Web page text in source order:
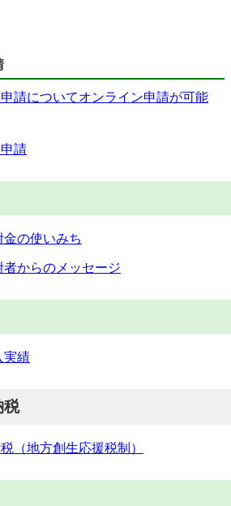
請についてオンライン申請が可能
請
の使いみち
からのメッセージ
実績
税
（地方創生応援税制）